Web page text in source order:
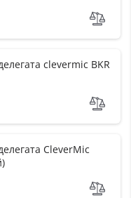
clevermic BKR
CleverMic